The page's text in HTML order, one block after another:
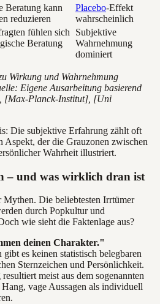
Beratung kann
reduzieren
Placebo-Effekt
wahrscheinlich
fühlen sich
Beratung
Subjektive
Wahrnehmung
dominiert
Wirkung und Wahrnehmung
Eigene Ausarbeitung basierend
[Max-Planck-Institut], [Uni
Die subjektive Erfahrung zählt oft
Aspekt, der die Grauzonen zwischen
Wahrheit illustriert.
– und was wirklich dran ist
Die beliebtesten Irrtümer
durch Popkultur und
wie sieht die Faktenlage aus?
deinen Charakter."
es keinen statistisch belegbaren
Sternzeichen und Persönlichkeit.
meist aus dem sogenannten
vage Aussagen als individuell